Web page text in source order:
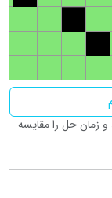
زمان حل را مقایسه